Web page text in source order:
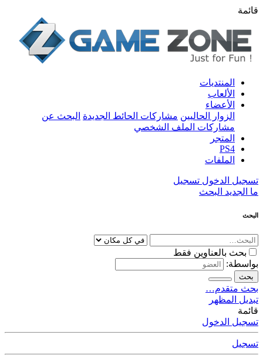
قائمة
المنتديات
الألعاب
الأعضاء
الزوار الحاليين مشاركات الحائط الجديدة البحث عن
مشاركات الملف الشخصي
المتجر
PS4
الملفات
تسجيل الدخول تسجيل
ما الجديد البحث
البحث
بحث بالعناوين فقط
بواسطة:
بحث
بحث متقدم…
تبديل المظهر
قائمة
تسجيل الدخول
تسجيل